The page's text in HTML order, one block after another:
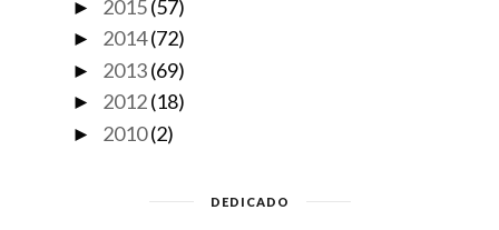
► 2015(57)
► 2014(72)
► 2013(69)
► 2012(18)
► 2010(2)
DEDICADO